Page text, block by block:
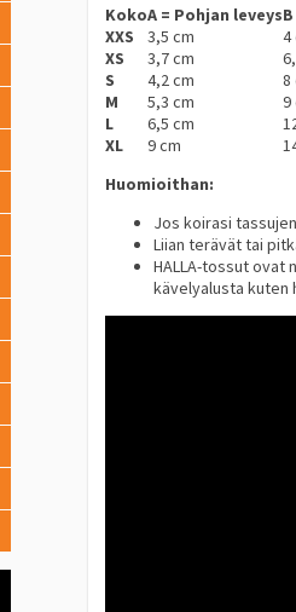
KokoA = Pohjan leveys
XXS
3,5 cm 4
XS
3,7 cm
S
4,2 cm 8
M
5,3 cm 9
L
6,5 cm
XL
9 cm
Huomioithan:
Jos koirasi
Liian terävät tai
HALLA-tossut ovat
kävelyalusta kuten